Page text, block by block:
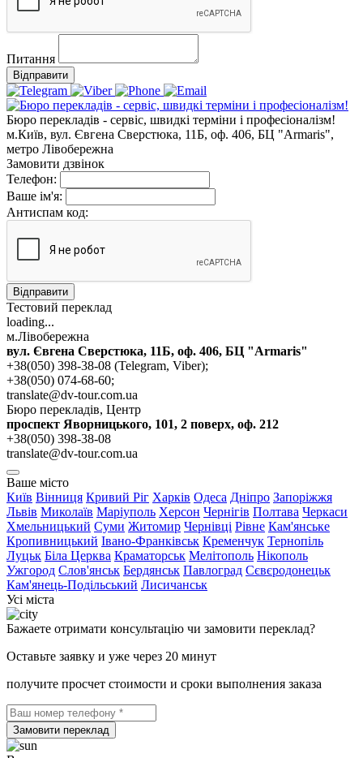
Питання
Відправити
Бюро перекладів - сервіс, швидкі терміни і професіоналізм!
м.Київ, вул. Євгена Сверстюка, 11Б, оф. 406, БЦ "Armaris",
метро Лівобережна
Замовити дзвінок
Телефон:
Ваше ім'я:
Антиспам код:
Відправити
Тестовий переклад
loading...
м.Лівобережна
вул. Євгена Сверстюка, 11Б, оф. 406, БЦ "Armaris"
+38(050) 398-38-08 (Telegram, Viber);
+38(050) 074-68-60;
translate@dv-tour.com.ua
Бюро перекладів, Центр
проспект Яворницького, 101, 2 поверх, оф. 212
+38(050) 398-38-08
translate@dv-tour.com.ua
Ваше місто
Київ Вінниця Кривий Ріг Харків Одеса Дніпро Запоріжжя
Львів Миколаїв Маріуполь Херсон Чернігів Полтава Черкаси
Хмельницький Суми Житомир Чернівці Рівне Кам'янське
Кропивницький Івано-Франківськ Кременчук Тернопіль
Луцьк Біла Церква Краматорськ Мелітополь Нікополь
Ужгород Слов'янськ Бердянськ Павлоград Сєвєродонецьк
Кам'янець-Подільський Лисичанськ
Усі міста
Бажаете отримати консультацію чи замовити переклад?
Оставьте заявку и уже через 20 минут
получите просчет стоимости и сроки выполнения заказа
Замовити переклад